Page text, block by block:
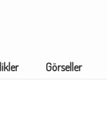
Görseller